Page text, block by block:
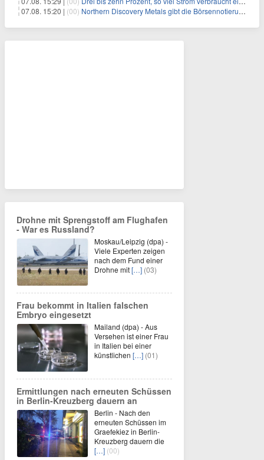
07.08. 15:20 | (00) Northern Discovery Metals gibt die Börsennotierung an der Frankfurter Wertpapierbörse bekannt
Drohne mit Sprengstoff am Flughafen
- War es Russland?
Moskau/Leipzig (dpa) -
Viele Experten zeigen
nach dem Fund einer
Drohne mit[…] (03)
Frau bekommt in Italien falschen
Embryo eingesetzt
Mailand (dpa) - Aus
Versehen ist einer Frau
in Italien bei einer
künstlichen […] (01)
Ermittlungen nach erneuten Schüssen
in Berlin-Kreuzberg dauern an
Berlin - Nach den
erneuten Schüssen im
Graefekiez in Berlin-
Kreuzberg dauern die
[…] (00)